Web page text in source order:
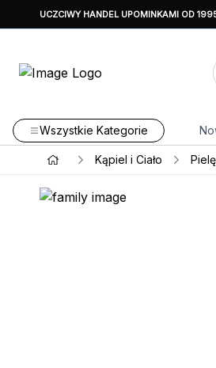
UCZCIWY HANDEL UPOMINKAMI OD
Wszystkie Kategorie
Kąpiel i Ciało